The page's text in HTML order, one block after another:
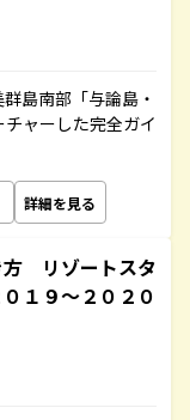
島南部「与論島・
ャーした完全ガイ
詳細を見る
リゾートスタ
１９～２０２０